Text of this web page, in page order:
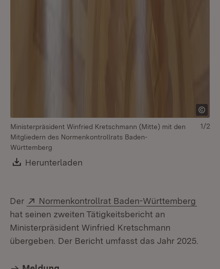
Ministerpräsident Winfried Kretschmann (Mitte) mit den
Mitgliedern des Normenkontrollrats Baden-
Württemberg
Download:
Herunterladen
1/2
Der Extern:
Normenkontrollrat Baden-Württemberg
hat seinen zweiten Tätigkeitsbericht an
Ministerpräsident Winfried Kretschmann
übergeben. Der Bericht umfasst das Jahr 2025.